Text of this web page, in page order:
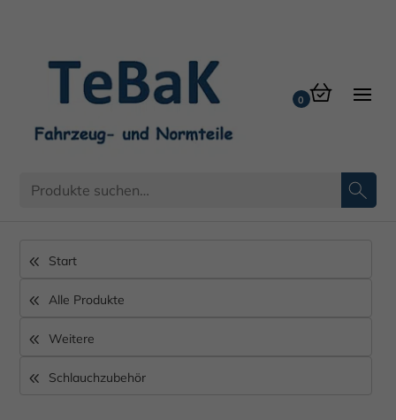
Start
Alle Produkte
Weitere
Schlauchzubehör